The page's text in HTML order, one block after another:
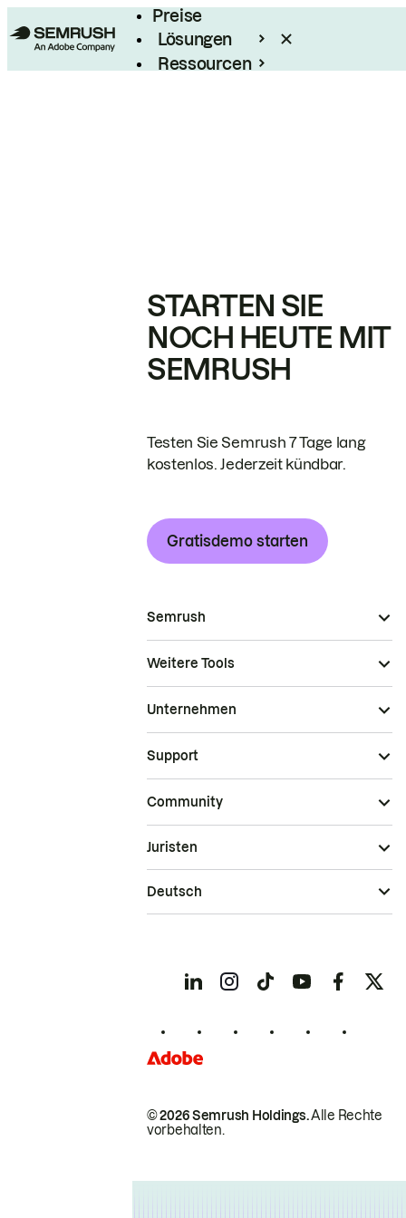
Preise
Lösungen
Ressourcen
STARTEN SIE
NOCH HEUTE MIT
SEMRUSH
Testen Sie Semrush 7 Tage lang
kostenlos. Jederzeit kündbar.
Gratisdemo starten
Semrush
Weitere Tools
Unternehmen
Support
Community
© 2026 Semrush Holdings.Alle Rechte
vorbehalten.
Juristen
Deutsch